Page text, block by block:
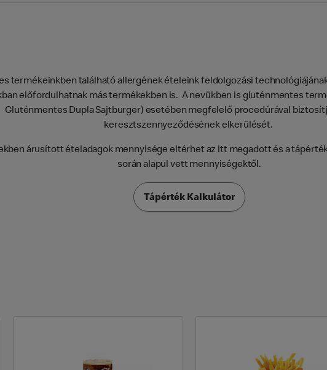
termékeinkben található allergének ételeink feldolgozási
előfordulhatnak más termékekben is. A nevükben is gluténmentes
Gluténmentes Dupla Sajtburger) esetében megfelelő procedúrával
keresztszennyeződésének elkerülését.
árusított ételadagok mennyisége eltérhet az itt megadott és a
során alapul vett mennyiségektől.
Tápérték Kalkulátor